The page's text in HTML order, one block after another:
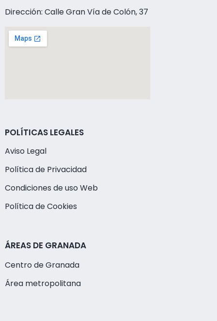
Dirección: Calle Gran Vía de Colón, 37
POLÍTICAS LEGALES
Aviso Legal
Política de Privacidad
Condiciones de uso Web
Política de Cookies
ÁREAS DE GRANADA
Centro de Granada
Área metropolitana